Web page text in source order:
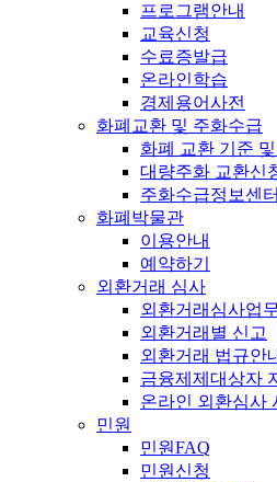
프로그램안내
교육신청
수료증발급
온라인학습
경제용어사전
화폐교환 및 주화수급
화폐 교환 기준
대량주화 교환신
주화수급정보센터
화폐박물관
이용안내
예약하기
외환거래 심사
외환거래심사업
외환거래별 신고
외환거래 법규안
금융제제대상자
온라인 외환심사
민원
민원FAQ
민원신청